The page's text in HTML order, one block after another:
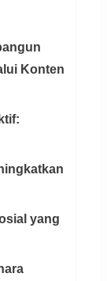
Konten
yang